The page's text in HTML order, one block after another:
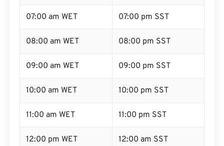
07:00 am WET 07:00 pm SST
08:00 am WET 08:00 pm SST
09:00 am WET 09:00 pm SST
10:00 am WET 10:00 pm SST
11:00 am WET 11:00 pm SST
12:00 pm WET
12:00 am SST